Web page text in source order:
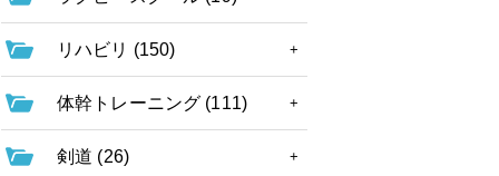
リハビリ (150)
体幹トレーニング (111)
剣道 (26)